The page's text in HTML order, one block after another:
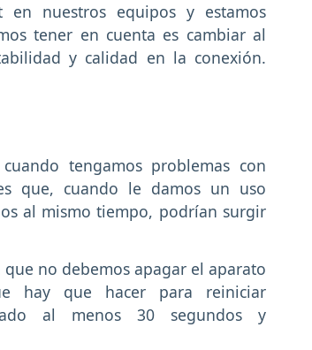
nuestros equipos y estamos
tener en cuenta es cambiar al
y calidad en la conexión.
tengamos problemas con
que, cuando le damos un uso
al mismo tiempo, podrían surgir
no debemos apagar el aparato
hay que hacer para reiniciar
al menos 30 segundos y